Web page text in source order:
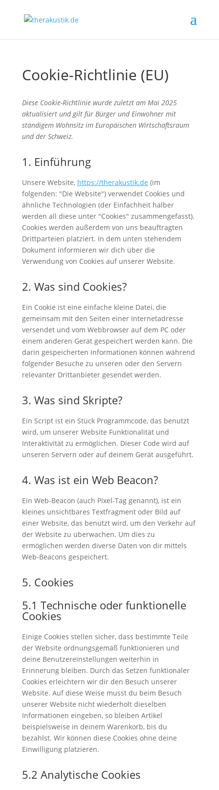
Cookie-Richtlinie (EU)
Diese Cookie-Richtlinie wurde zuletzt am Mai 2025
aktualisiert und gilt für Bürger und Einwohner mit
ständigem Wohnsitz im Europäischen Wirtschaftsraum
und der Schweiz.
1. Einführung
Unsere Website, https://therakustik.de (im
folgenden: "Die Website") verwendet Cookies und
ähnliche Technologien (der Einfachheit halber
werden all diese unter "Cookies" zusammengefasst).
Cookies werden außerdem von uns beauftragten
Drittparteien platziert. In dem unten stehendem
Dokument informieren wir dich über die
Verwendung von Cookies auf unserer Website.
2. Was sind Cookies?
Ein Cookie ist eine einfache kleine Datei, die
gemeinsam mit den Seiten einer Internetadresse
versendet und vom Webbrowser auf dem PC oder
einem anderen Gerät gespeichert werden kann. Die
darin gespeicherten Informationen können während
folgender Besuche zu unseren oder den Servern
relevanter Drittanbieter gesendet werden.
3. Was sind Skripte?
Ein Script ist ein Stück Programmcode, das benutzt
wird, um unserer Website Funktionalität und
Interaktivität zu ermöglichen. Dieser Code wird auf
unseren Servern oder auf deinem Gerät ausgeführt.
4. Was ist ein Web Beacon?
Ein Web-Beacon (auch Pixel-Tag genannt), ist ein
kleines unsichtbares Textfragment oder Bild auf
einer Website, das benutzt wird, um den Verkehr auf
der Website zu überwachen. Um dies zu
ermöglichen werden diverse Daten von dir mittels
Web-Beacons gespeichert.
5. Cookies
5.1 Technische oder funktionelle
Cookies
Einige Cookies stellen sicher, dass bestimmte Teile
der Website ordnungsgemäß funktionieren und
deine Benutzereinstellungen weiterhin in
Erinnerung bleiben. Durch das Setzen funktionaler
Cookies erleichtern wir dir den Besuch unserer
Website. Auf diese Weise musst du beim Besuch
unserer Website nicht wiederholt dieselben
Informationen eingeben, so bleiben Artikel
beispielsweise in deinem Warenkorb, bis du
bezahlst. Wir können diese Cookies ohne deine
Einwilligung platzieren.
5.2 Analytische Cookies